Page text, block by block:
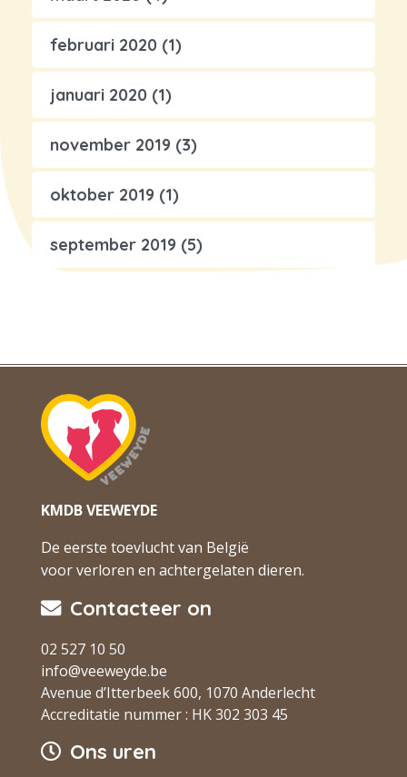
februari 2020 (1)
januari 2020 (1)
november 2019 (3)
oktober 2019 (1)
september 2019 (5)
KMDB VEEWEYDE
De eerste toevlucht van België
voor verloren en achtergelaten dieren.
Contacteer on
02 527 10 50
info@veeweyde.be
Avenue d’Itterbeek 600, 1070 Anderlecht
Accreditatie nummer : HK 302 303 45
Ons uren